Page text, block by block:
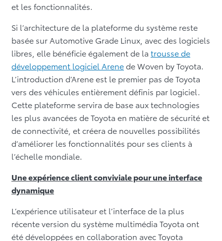
et les fonctionnalités.
Si l’architecture de la plateforme du système reste
basée sur Automotive Grade Linux, avec des logiciels
libres, elle bénéficie également de la trousse de
développement logiciel Arenede Woven by Toyota.
L’introduction d’Arene est le premier pas de Toyota
vers des véhicules entièrement définis par logiciel.
Cette plateforme servira de base aux technologies
les plus avancées de Toyota en matière de sécurité et
de connectivité, et créera de nouvelles possibilités
d’améliorer les fonctionnalités pour ses clients à
l’échelle mondiale.
Une expérience client conviviale pour une interface
dynamique
L’expérience utilisateur et l’interface de la plus
récente version du système multimédia Toyota ont
été développées en collaboration avec Toyota